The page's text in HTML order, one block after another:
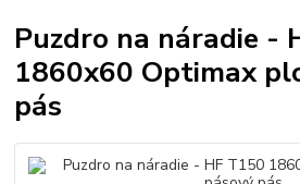
Puzdro na náradie -
1860x60 Optimax
pás